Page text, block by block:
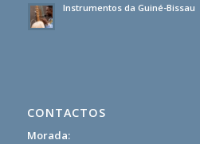
Instrumentos da Guiné-Bissau
CONTACTOS
Morada: